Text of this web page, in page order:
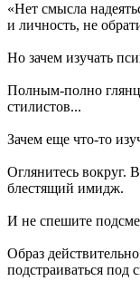
«Нет смысла
и личность, не
Но зачем изучать
Полным-полно
стилистов...
Зачем еще что-то
Оглянитесь вокруг.
блестящий имидж.
И не спешите
Образ
подстраиваться под